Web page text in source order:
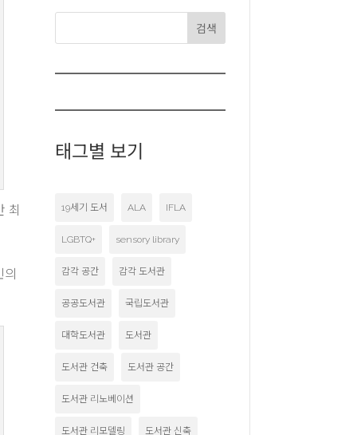
최
검색
태그별 보기
19세기 도서 ALA IFLA
LGBTQ+ sensory library
감각 공간 감각 도서관
공공도서관 국립도서관
대학도서관 도서관
도서관 건축 도서관 공간
도서관 리노베이션
도서관 리모델링 도서관 신축